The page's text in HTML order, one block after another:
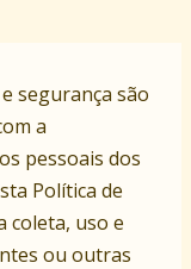
segurança são
a
pessoais dos
Política de
coleta, uso e
ou outras